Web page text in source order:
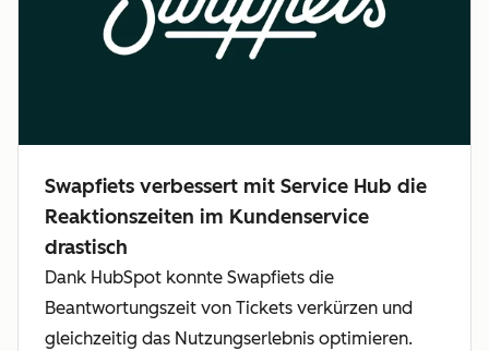
Swapfiets verbessert mit Service Hub die
Reaktionszeiten im Kundenservice
drastisch
Dank HubSpot konnte Swapfiets die
Beantwortungszeit von Tickets verkürzen und
gleichzeitig das Nutzungserlebnis optimieren.